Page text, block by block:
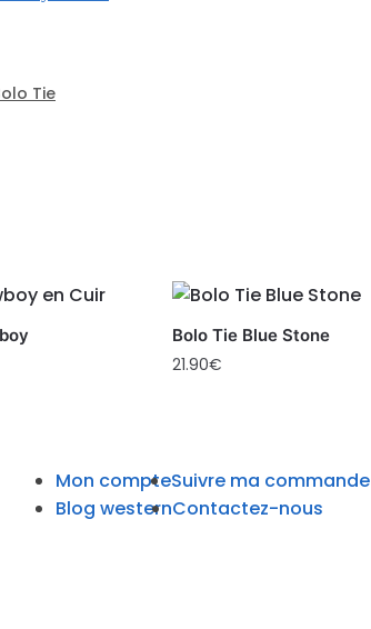
Tie
Bolo Tie Blue Stone
21.90€
Mon compteSuivre ma commande
Blog westernContactez-nous